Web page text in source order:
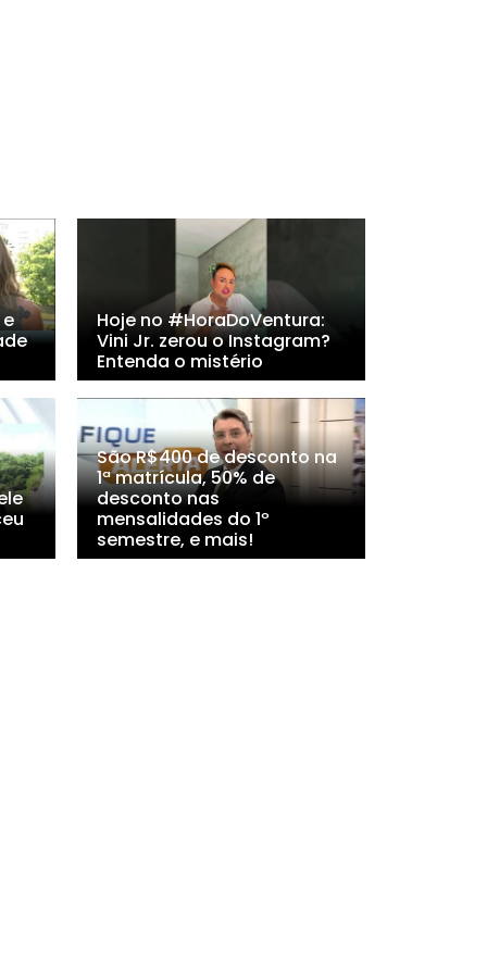
Hoje no #HoraDoVentura:
Vini Jr. zerou o Instagram?
Entenda o mistério
São R$400 de desconto na
1ª matrícula, 50% de
desconto nas
mensalidades do 1º
semestre, e mais!